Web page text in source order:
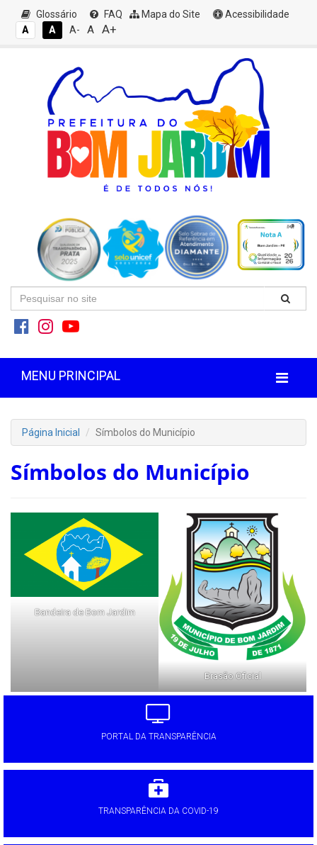
Glossário FAQ Mapa do Site
Acessibilidade
A
A A- A A+
MENU PRINCIPAL
Página Inicial Símbolos do Município
Símbolos do Município
Bandeira de Bom Jardim
Brasão Oficial
PORTAL DA TRANSPARÊNCIA
TRANSPARÊNCIA DA COVID-19